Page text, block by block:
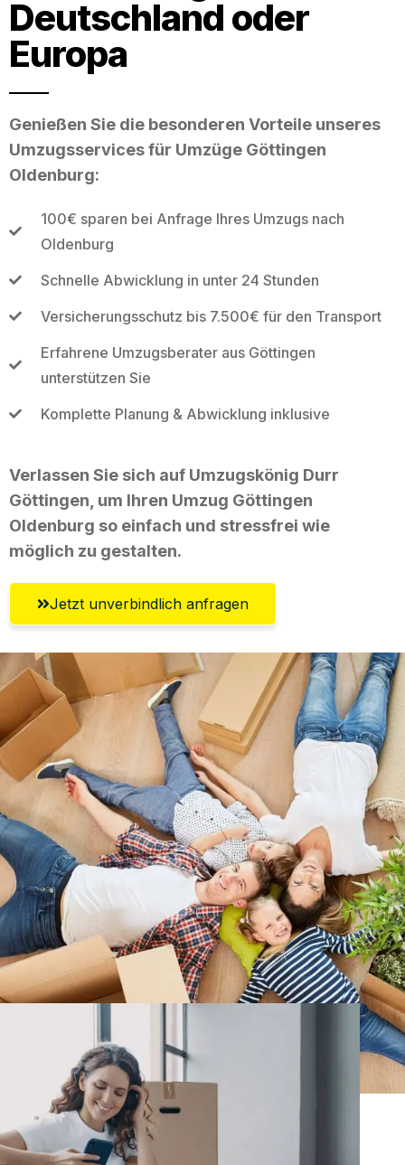
Deutschland oder
Europa
Genießen Sie die besonderen Vorteile unseres
Umzugsservices für Umzüge Göttingen
Oldenburg:
100€ sparen bei Anfrage Ihres Umzugs nach
Oldenburg
Schnelle Abwicklung in unter 24 Stunden
Versicherungsschutz bis 7.500€ für den Transport
Erfahrene Umzugsberater aus Göttingen
unterstützen Sie
Komplette Planung & Abwicklung inklusive
Verlassen Sie sich auf Umzugskönig Durr
Göttingen, um Ihren Umzug Göttingen
Oldenburg so einfach und stressfrei wie
möglich zu gestalten.
Jetzt unverbindlich anfragen